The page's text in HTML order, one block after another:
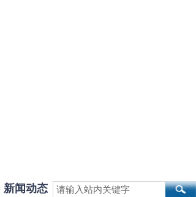
新闻动态